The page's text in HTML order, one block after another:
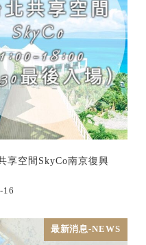
享空間SkyCo南京復興
16
最新消息-NEWS